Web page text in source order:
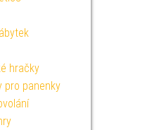
hračky
pro panenky